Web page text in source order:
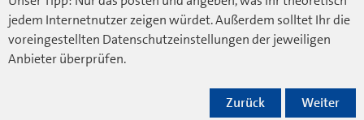
jedem Internetnutzer zeigen würdet. Außerdem solltet Ihr die
voreingestellten Datenschutzeinstellungen der jeweiligen
Anbieter überprüfen.
Weiter
Zurück